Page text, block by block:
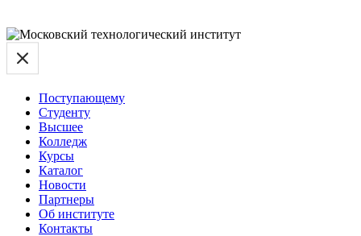
Поступающему
Студенту
Высшее
Колледж
Курсы
Каталог
Новости
Партнеры
Об институте
Контакты